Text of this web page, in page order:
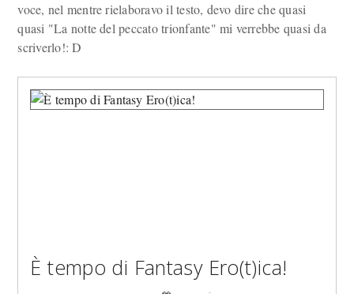
voce, nel mentre rielaboravo il testo, devo dire che quasi
quasi "La notte del peccato trionfante" mi verrebbe quasi da
scriverlo!: D
È tempo di Fantasy Ero(t)ica!